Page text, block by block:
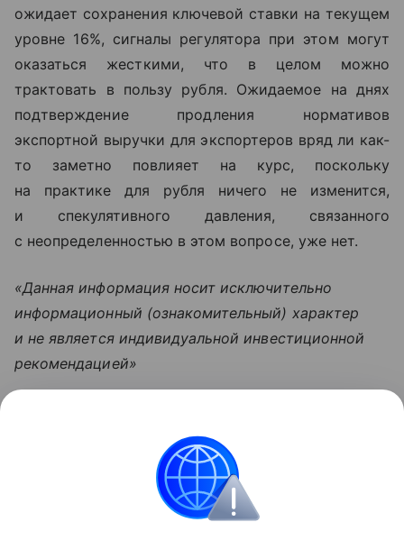
ожидает сохранения ключевой ставки на текущем
уровне 16%, сигналы регулятора при этом могут
оказаться жесткими, что в целом можно
трактовать в пользу рубля. Ожидаемое на днях
подтверждение продления нормативов
экспортной выручки для экспортеров вряд ли как-
то заметно повлияет на курс, поскольку
на практике для рубля ничего не изменится,
и спекулятивного давления, связанного
с неопределенностью в этом вопросе, уже нет.
«Данная информация носит исключительно
информационный (ознакомительный) характер
и не является индивидуальной инвестиционной
рекомендацией»
Инвестиции: как быстро и надежно
приумножить свои накопления
Просто и емко расскажем об инвестициях для
новичков и перечислим их основные ошибки.